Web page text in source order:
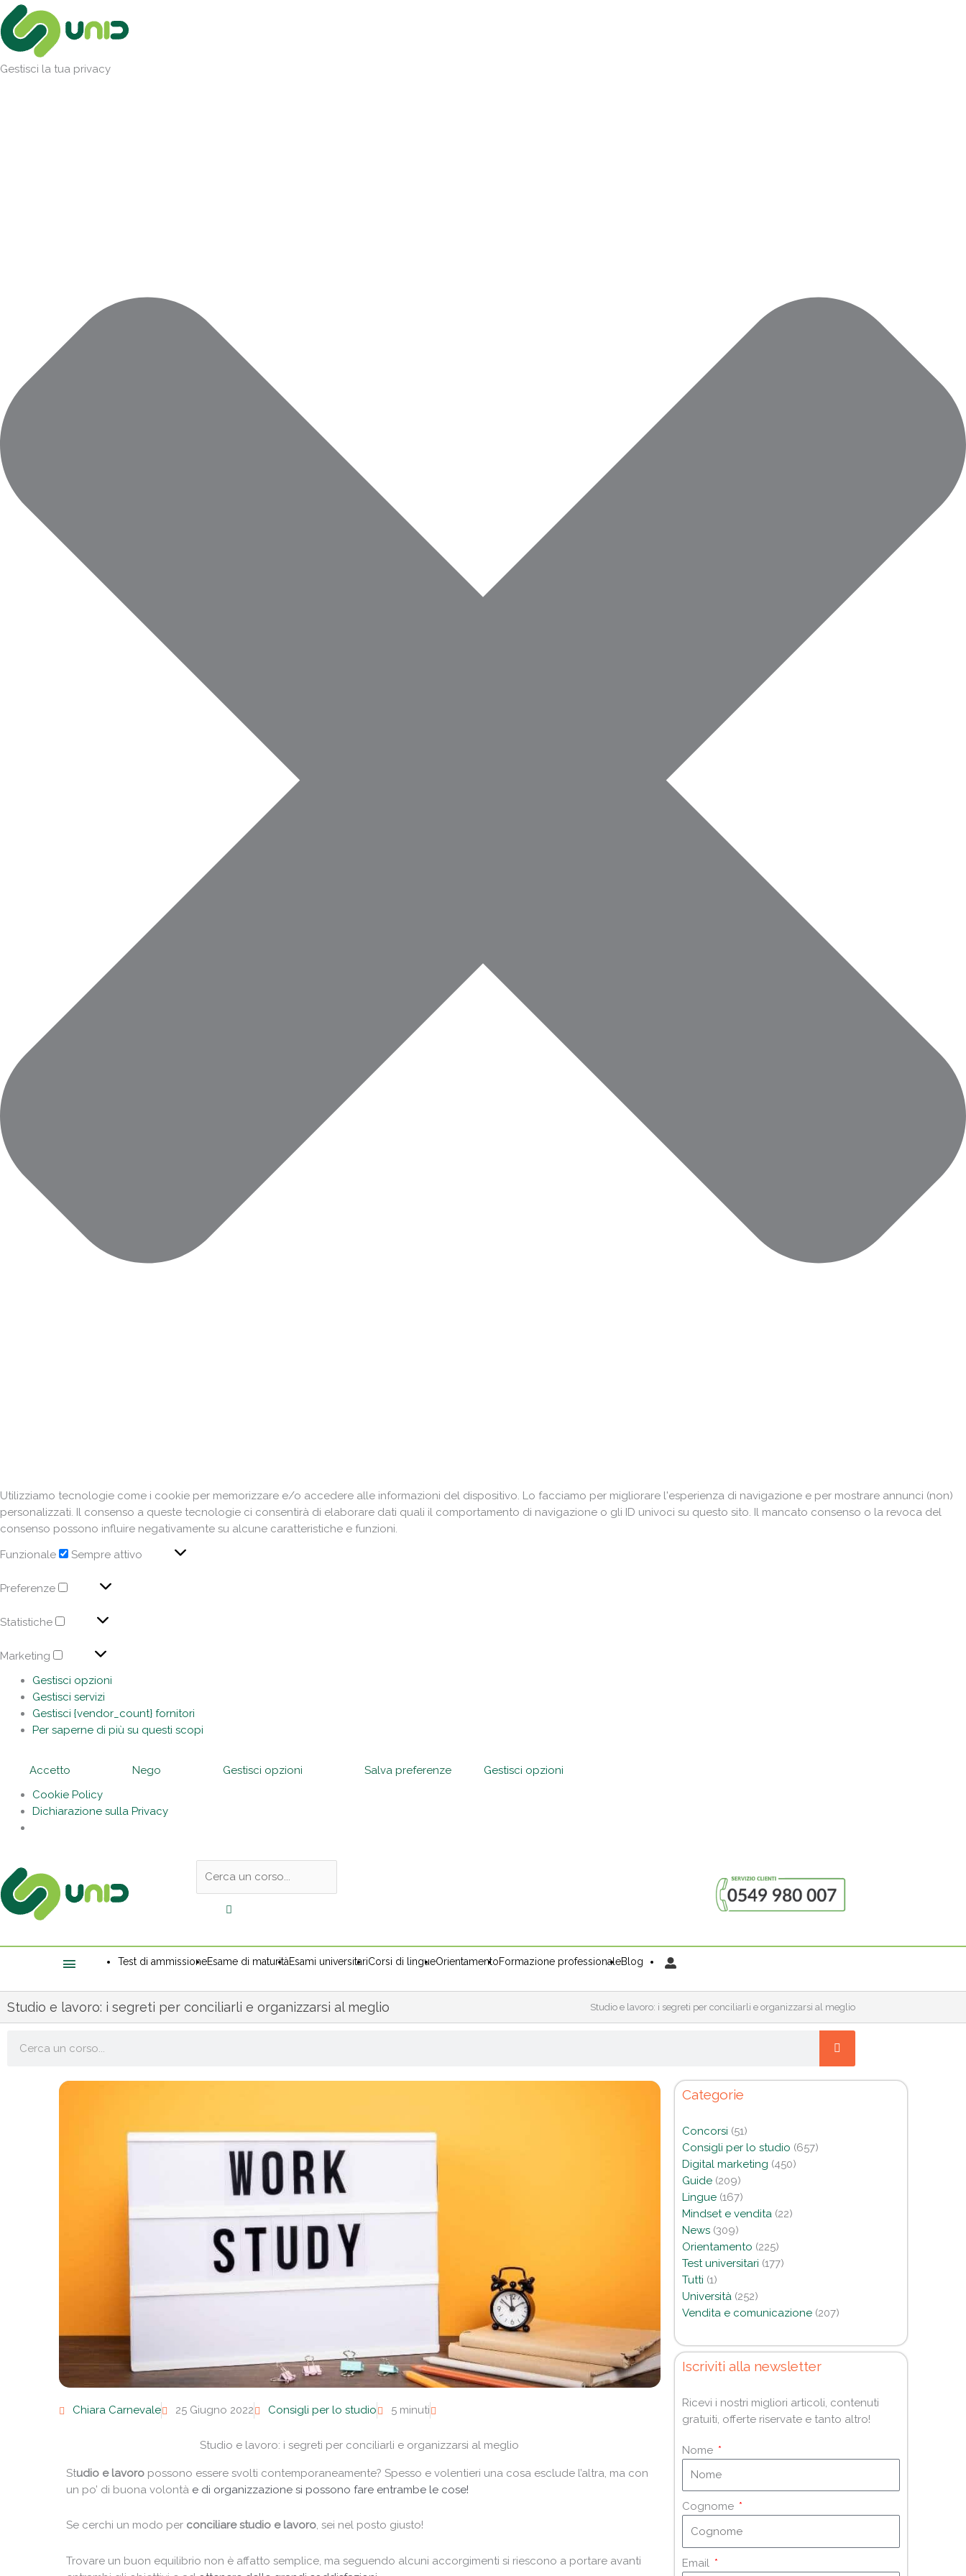
Gestisci la tua privacy
Utilizziamo tecnologie come i cookie per memorizzare e/o accedere alle informazioni del dispositivo. Lo facciamo per migliorare l'esperienza di navigazione e per mostrare annunci (non)
personalizzati. Il consenso a queste tecnologie ci consentirà di elaborare dati quali il comportamento di navigazione o gli ID univoci su questo sito. Il mancato consenso o la revoca del
consenso possono influire negativamente su alcune caratteristiche e funzioni.
Funzionale
Sempre attivo
Preferenze
Statistiche
Marketing
Gestisci opzioni
Gestisci servizi
Gestisci {vendor_count} fornitori
Per saperne di più su questi scopi
Accetto Nego Gestisci opzioni Salva preferenze
Gestisci opzioni
Cookie Policy
Dichiarazione sulla Privacy
Vai
al
contenuto
l'header
Test di ammissioneEsame di maturitàEsami universitariCorsi di lingueOrientamentoFormazione professionaleBlog
Studio e lavoro: i segreti per conciliarli e organizzarsi al meglio Studio e lavoro: i segreti per conciliarli e organizzarsi al meglio
Chiara Carnevale 25 Giugno 2022 Consigli per lo studio 5 minuti
Studio e lavoro: i segreti per conciliarli e organizzarsi al meglio
Studio e lavoro possono essere svolti contemporaneamente? Spesso e volentieri una cosa esclude l’altra, ma con
un po’ di buona volontà e di organizzazione si possono fare entrambe le cose!
Se cerchi un modo per conciliare studio e lavoro, sei nel posto giusto!
Trovare un buon equilibrio non è affatto semplice, ma seguendo alcuni accorgimenti si riescono a portare avanti
Categorie
Concorsi (51)
Consigli per lo studio (657)
Digital marketing (450)
Guide(209)
Lingue(167)
Mindset e vendita(22)
News(309)
Orientamento (225)
Test universitari (177)
Tutti (1)
Università(252)
Vendita e comunicazione(207)
Iscriviti alla newsletter
Ricevi i nostri migliori articoli, contenuti
gratuiti, offerte riservate e tanto altro!
Nome
Cognome
Email